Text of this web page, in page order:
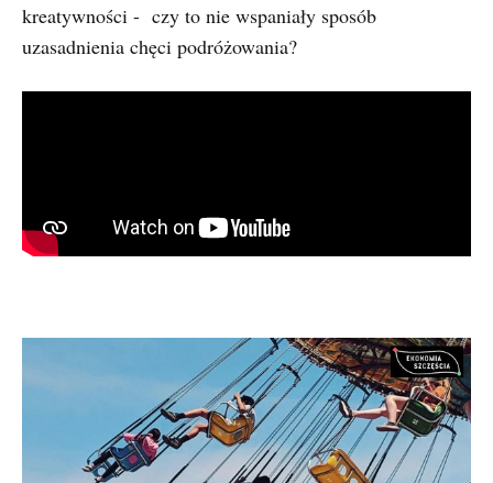
kreatywności - czy to nie wspaniały sposób
uzasadnienia chęci podróżowania?